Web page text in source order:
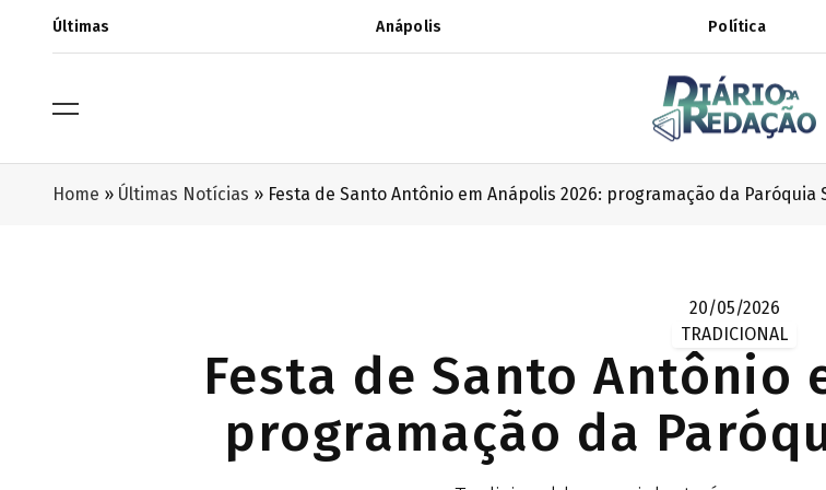
Últimas Anápolis Política
Home » Últimas Notícias » Festa de Santo Antônio em Anápolis 2026: programação da Paróquia
20/05/2026
TRADICIONAL
Festa de Santo Antônio
programação da